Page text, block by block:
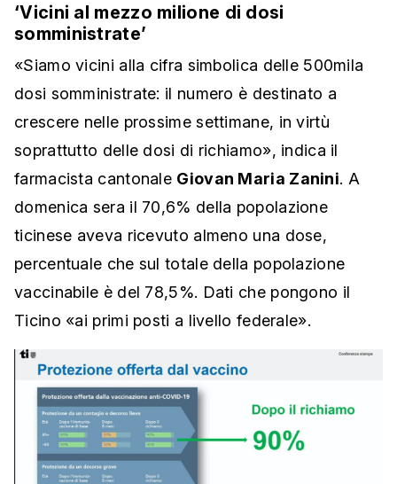
‘Vicini al mezzo milione di dosi
somministrate’
«Siamo vicini alla cifra simbolica delle 500mila
dosi somministrate: il numero è destinato a
crescere nelle prossime settimane, in virtù
soprattutto delle dosi di richiamo», indica il
farmacista cantonale Giovan Maria Zanini. A
domenica sera il 70,6% della popolazione
ticinese aveva ricevuto almeno una dose,
percentuale che sul totale della popolazione
vaccinabile è del 78,5%. Dati che pongono il
Ticino «ai primi posti a livello federale».